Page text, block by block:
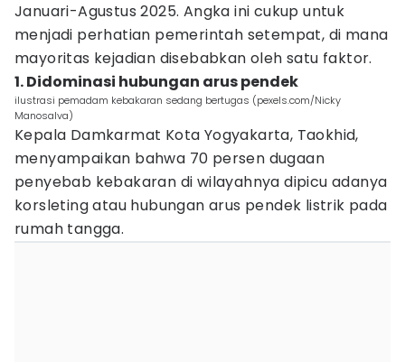
Januari-Agustus 2025. Angka ini cukup untuk
menjadi perhatian pemerintah setempat, di mana
mayoritas kejadian disebabkan oleh satu faktor.
1. Didominasi hubungan arus pendek
ilustrasi pemadam kebakaran sedang bertugas (pexels.com/Nicky
Manosalva)
Kepala Damkarmat Kota Yogyakarta, Taokhid,
menyampaikan bahwa 70 persen dugaan
penyebab kebakaran di wilayahnya dipicu adanya
korsleting atau hubungan arus pendek listrik pada
rumah tangga.